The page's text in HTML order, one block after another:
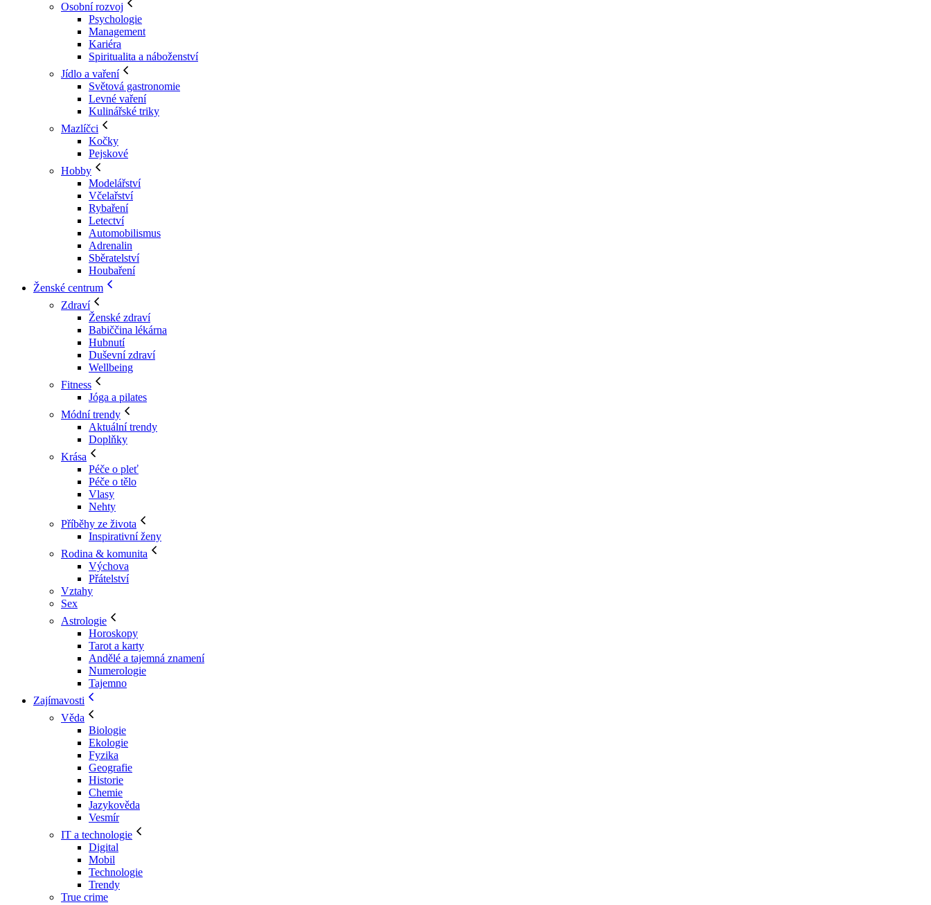
Osobní rozvoj
Psychologie
Management
Kariéra
Spiritualita a náboženství
Jídlo a vaření
Světová gastronomie
Levné vaření
Kulinářské triky
Mazlíčci
Kočky
Pejskové
Hobby
Modelářství
Včelařství
Rybaření
Letectví
Automobilismus
Adrenalin
Sběratelství
Houbaření
Ženské centrum
Zdraví
Ženské zdraví
Babiččina lékárna
Hubnutí
Duševní zdraví
Wellbeing
Fitness
Jóga a pilates
Módní trendy
Aktuální trendy
Doplňky
Krása
Péče o pleť
Péče o tělo
Vlasy
Nehty
Příběhy ze života
Inspirativní ženy
Rodina & komunita
Výchova
Přátelství
Vztahy
Sex
Astrologie
Horoskopy
Tarot a karty
Andělé a tajemná znamení
Numerologie
Tajemno
Zajímavosti
Věda
Biologie
Ekologie
Fyzika
Geografie
Historie
Chemie
Jazykověda
Vesmír
IT a technologie
Digital
Mobil
Technologie
Trendy
True crime